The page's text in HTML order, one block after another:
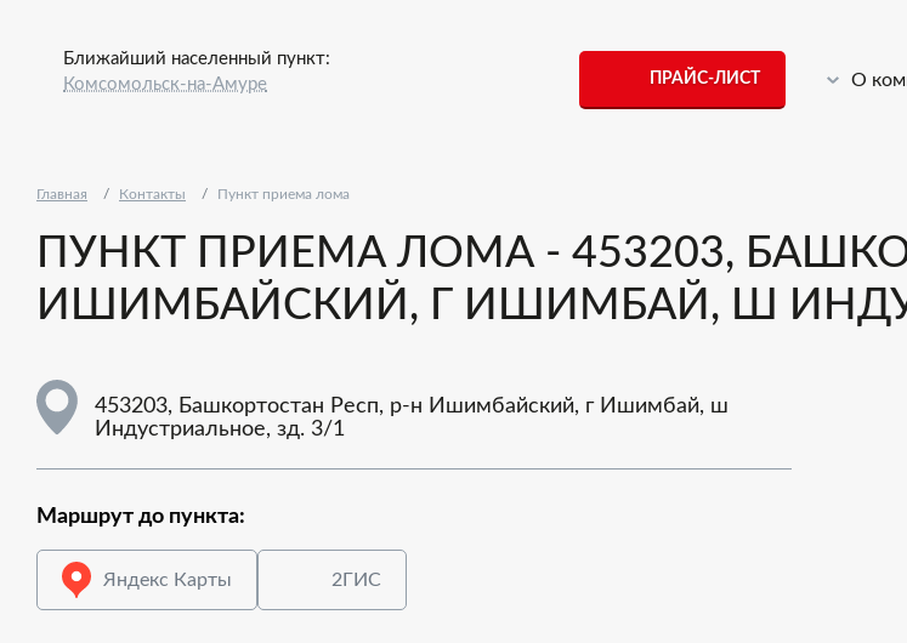
Ближайший населенный пункт:
Комсомольск-на-Амуре
ПРАЙС-ЛИСТ О
Главная Контакты Пункт приема лома
ПУНКТ ПРИЕМА ЛОМА - 453203,
ИШИМБАЙСКИЙ, Г ИШИМБАЙ, Ш
453203, Башкортостан Респ, р-н Ишимбайский, г Ишимбай, ш
Индустриальное, зд. 3/1
Маршрут до пункта:
Яндекс Карты 2ГИС